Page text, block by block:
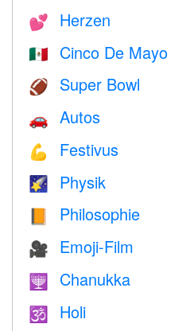
💕 Herzen
🇲🇽 Cinco De Mayo
🏈 Super Bowl
🚗 Autos
💪 Festivus
🌠 Physik
📙 Philosophie
🎥 Emoji-Film
🕎 Chanukka
🕉 Holi